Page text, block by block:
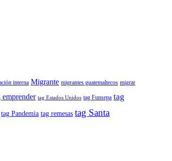
interna Migrante migrantes guatemaltecos migrar
emprender tag Estados Unidos tag Funsepa tag
tag Pandemia tag remesas tag Santa